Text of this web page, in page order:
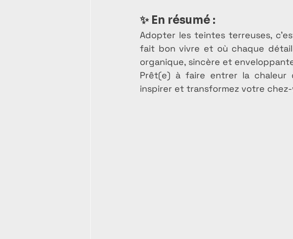
✨ En résumé :
Adopter les teintes terreuses,
fait bon vivre et où chaque
organique, sincère et
Prêt(e) à faire entrer la chaleur
inspirer et transformez votre